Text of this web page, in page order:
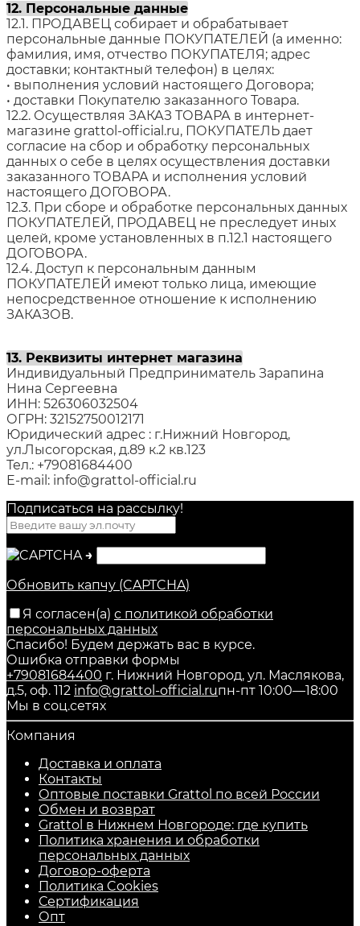
12. Персональные данные
12.1. ПРОДАВЕЦ собирает и обрабатывает
персональные данные ПОКУПАТЕЛЕЙ (а именно:
фамилия, имя, отчество ПОКУПАТЕЛЯ; адрес
доставки; контактный телефон) в целях:
• выполнения условий настоящего Договора;
• доставки Покупателю заказанного Товара.
12.2. Осуществляя ЗАКАЗ ТОВАРА в интернет-
магазине grattol-official.ru, ПОКУПАТЕЛЬ дает
согласие на сбор и обработку персональных
данных о себе в целях осуществления доставки
заказанного ТОВАРА и исполнения условий
настоящего ДОГОВОРА.
12.3. При сборе и обработке персональных данных
ПОКУПАТЕЛЕЙ, ПРОДАВЕЦ не преследует иных
целей, кроме установленных в п.12.1 настоящего
ДОГОВОРА.
12.4. Доступ к персональным данным
ПОКУПАТЕЛЕЙ имеют только лица, имеющие
непосредственное отношение к исполнению
ЗАКАЗОВ.
13. Реквизиты интернет магазина
Индивидуальный Предприниматель Зарапина
Нина Сергеевна
ИНН: 526306032504
ОГРН: 32152750012171
Юридический адрес : г.Нижний Новгород,
ул.Лысогорская, д.89 к.2 кв.123
Тел.: +79081684400
E-mail: info@grattol-official.ru
Подписаться на рассылкy!
→
Обновить капчу (CAPTCHA)
Я согласен(a) с политикой обработки
персональных данных
Спасибо! Будем держать вас в курсе.
Ошибка отправки формы
+79081684400 г. Нижний Новгород, ул. Маслякова,
д.5, оф. 112 info@grattol-official.ruпн-пт 10:00—18:00
Мы в соц.сетях
Компания
Доставка и оплата
Контакты
Оптовые поставки Grattol по всей России
Обмен и возврат
Grattol в Нижнем Новгороде: где купить
Политика хранения и обработки
персональных данных
Договор-оферта
Политика Cookies
Сертификация
Опт